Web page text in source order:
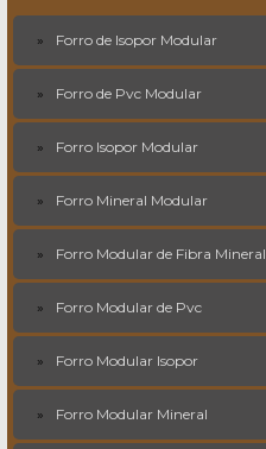
Forro de Isopor Modular
Forro de Pvc Modular
Forro Isopor Modular
Forro Mineral Modular
Forro Modular de Fibra Mineral
Forro Modular de Pvc
Forro Modular Isopor
Forro Modular Mineral